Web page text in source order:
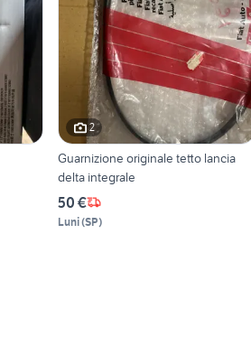
2
Guarnizione originale tetto lancia
delta integrale
50 €
Luni(SP)